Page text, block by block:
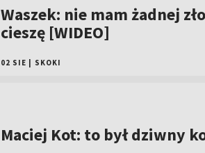
Waszek: nie mam żadnej
cieszę [WIDEO]
02 SIE SKOKI
Maciej Kot: to był dziwny